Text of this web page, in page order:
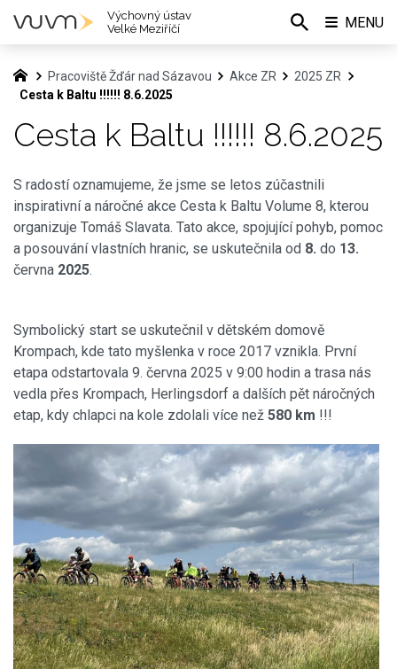
Pracoviště Žďár nad Sázavou Akce ZR
2025 ZR
Cesta k Baltu !!!!!! 8.6.2025
Cesta k Baltu !!!!!! 8.6.2025
S radostí oznamujeme, že jsme se letos zúčastnili
inspirativní a náročné akce Cesta k Baltu Volume 8, kterou
organizuje Tomáš Slavata. Tato akce, spojující pohyb, pomoc
a posouvání vlastních hranic, se uskutečnila od 8. do 13.
června 2025.
Symbolický start se uskutečnil v dětském domově
Krompach, kde tato myšlenka v roce 2017 vznikla. První
etapa odstartovala 9. června 2025 v 9:00 hodin a trasa nás
vedla přes Krompach, Herlingsdorf a dalších pět náročných
etap, kdy chlapci na kole zdolali více než 580 km !!!
Výchovný ústav
Velké Meziříčí
MENU